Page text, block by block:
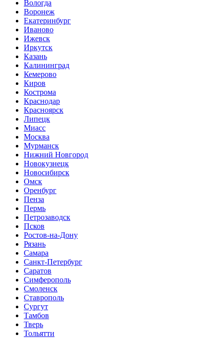
Вологда
Воронеж
Екатеринбург
Иваново
Ижевск
Иркутск
Казань
Калининград
Кемерово
Киров
Кострома
Краснодар
Красноярск
Липецк
Миасс
Москва
Мурманск
Нижний Новгород
Новокузнецк
Новосибирск
Омск
Оренбург
Пенза
Пермь
Петрозаводск
Псков
Ростов-на-Дону
Рязань
Самара
Санкт-Петербург
Саратов
Симферополь
Смоленск
Ставрополь
Сургут
Тамбов
Тверь
Тольятти